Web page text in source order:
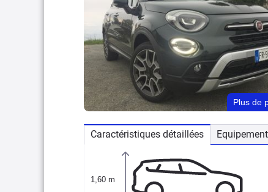
Plus de
Caractéristiques détaillées
1,60 m